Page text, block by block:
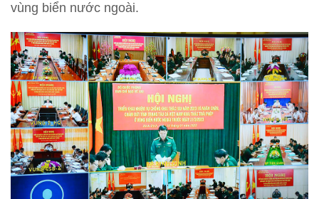
vùng biển nước ngoài.